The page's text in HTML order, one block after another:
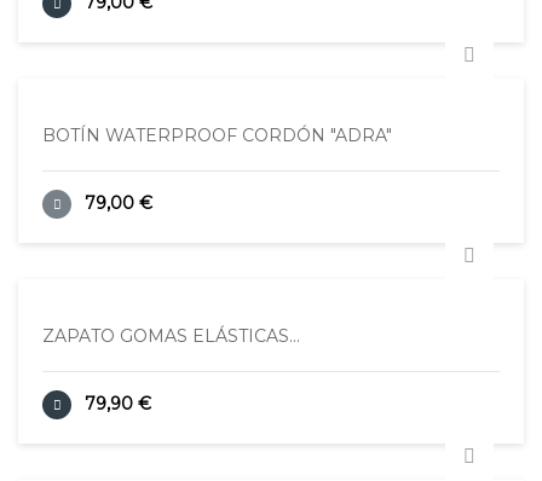
BOTÍN WATERPROOF CORDÓN "ADRA"
79,00 €
ZAPATO GOMAS ELÁSTICAS...
79,90 €